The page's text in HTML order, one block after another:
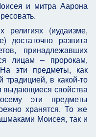
и митра Аарона
религиях (иудаизме,
достаточно развита
принадлежавших
лицам – пророкам,
эти предметы, как
традицией, в какой-то
выдающиеся свойства
эти предметы
хранятся. То же
Моисея, так и